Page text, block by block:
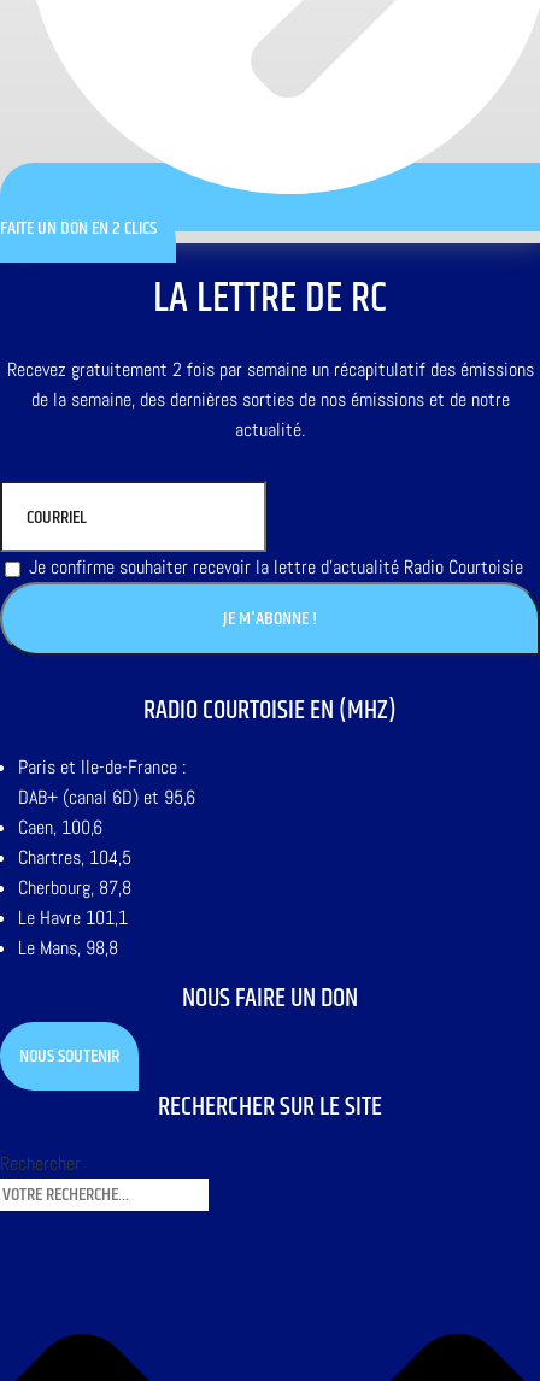
FAITE UN DON EN 2 CLICS
LA LETTRE DE RC
Recevez gratuitement 2 fois par semaine un récapitulatif des émissions
de la semaine, des dernières sorties de nos émissions et de notre
actualité.
Je confirme souhaiter recevoir la lettre d'actualité Radio Courtoisie
RADIO COURTOISIE EN (MHZ)
Paris et Ile-de-France :
DAB+ (canal 6D) et 95,6
Caen, 100,6
Chartres, 104,5
Cherbourg, 87,8
Le Havre 101,1
Le Mans, 98,8
NOUS FAIRE UN DON
NOUS SOUTENIR
RECHERCHER SUR LE SITE
Rechercher